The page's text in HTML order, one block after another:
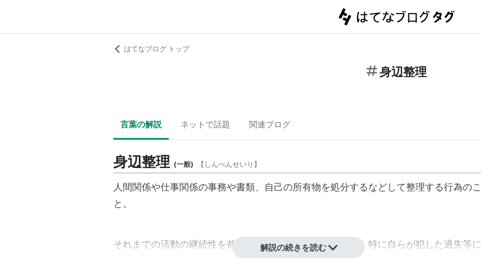
はてなブログ トップ
身辺整理
言葉の解説 ネットで話題 関連ブログ
身辺整理 (一般) 【 しんぺんせいり 】
人間関係や仕事関係の事務や書類、自己の所有物を処分するなどして整理する行為のこ
と。
それまでの活動の継続性を前提としないことが特徴であり、特に自らが犯した過失等に
対して責任をとる形で異動を行う際の引継ぎ等の整理を呼ぶことがある。
解説の続きを読む